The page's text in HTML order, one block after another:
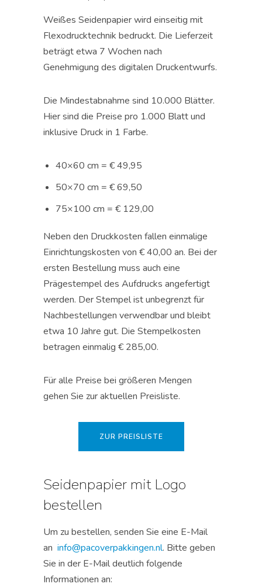
Weißes Seidenpapier wird einseitig mit
Flexodrucktechnik bedruckt. Die Lieferzeit
beträgt etwa 7 Wochen nach
Genehmigung des digitalen Druckentwurfs.
Die Mindestabnahme sind 10.000 Blätter.
Hier sind die Preise pro 1.000 Blatt und
inklusive Druck in 1 Farbe.
40×60 cm = € 49,95
50×70 cm = € 69,50
75×100 cm = € 129,00
Neben den Druckkosten fallen einmalige
Einrichtungskosten von € 40,00 an. Bei der
ersten Bestellung muss auch eine
Prägestempel des Aufdrucks angefertigt
werden. Der Stempel ist unbegrenzt für
Nachbestellungen verwendbar und bleibt
etwa 10 Jahre gut. Die Stempelkosten
betragen einmalig € 285,00.
Für alle Preise bei größeren Mengen
gehen Sie zur aktuellen Preisliste.
ZUR PREISLISTE
Seidenpapier mit Logo
bestellen
Um zu bestellen, senden Sie eine E-Mail
an info@pacoverpakkingen.nl. Bitte geben
Sie in der E-Mail deutlich folgende
Informationen an: